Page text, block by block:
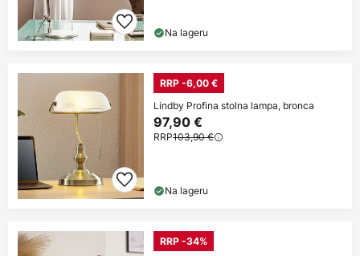
Na lageru
RRP -6,00 €
Lindby Profina stolna lampa, bronca
97,90 €
RRP103,90 €
Na lageru
RRP -34%